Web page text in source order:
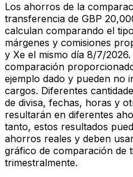
Los ahorros de la
transferencia de GBP
calculan comparando el
márgenes y comisiones
y Xe el mismo día 8/7/
comparación
ejemplo dado y pueden no
cargos. Diferentes
de divisa, fechas, horas y
resultarán en diferentes
tanto, estos resultados
ahorros reales y deben
gráfico de comparación de
trimestralmente.